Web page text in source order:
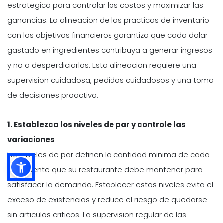
estrategica para controlar los costos y maximizar las
ganancias. La alineacion de las practicas de inventario
con los objetivos financieros garantiza que cada dolar
gastado en ingredientes contribuya a generar ingresos
y no a desperdiciarlos. Esta alineacion requiere una
supervision cuidadosa, pedidos cuidadosos y una toma
de decisiones proactiva.
1. Establezca los niveles de par y controle las
variaciones
Los niveles de par definen la cantidad minima de cada
ingrediente que su restaurante debe mantener para
satisfacer la demanda. Establecer estos niveles evita el
exceso de existencias y reduce el riesgo de quedarse
sin articulos criticos. La supervision regular de las